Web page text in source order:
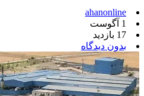
ahanonline
1 آگوست
17 بازدید
بدون دیدگاه